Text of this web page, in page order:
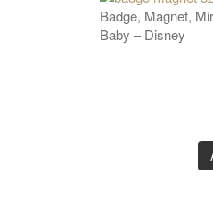
Badge, Magnet,
Baby – Disney